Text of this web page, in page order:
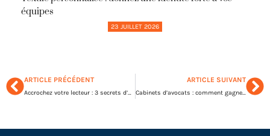
équipes
23 JUILLET 2026
ARTICLE PRÉCÉDENT
Accrochez votre lecteur : 3 secrets d’un contenu cohérent et cohésif
ARTICLE SUIVANT
Cabinets d’avocats : comment gagner en flexibilité au travail